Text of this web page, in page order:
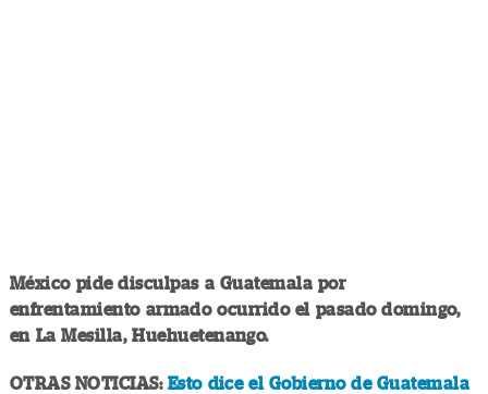
México pide disculpas a Guatemala por
enfrentamiento armado ocurrido el pasado domingo,
en La Mesilla, Huehuetenango.
OTRAS NOTICIAS: Esto dice el Gobierno de Guatemala